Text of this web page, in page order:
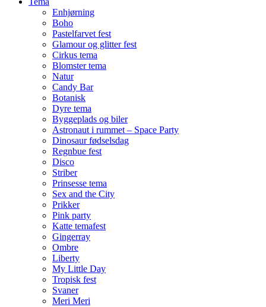
Enhjørning
Boho
Pastelfarvet fest
Glamour og glitter fest
Cirkus tema
Blomster tema
Natur
Candy Bar
Botanisk
Dyre tema
Byggeplads og biler
Astronaut i rummet – Space Party
Dinosaur fødselsdag
Regnbue fest
Disco
Striber
Prinsesse tema
Sex and the City
Prikker
Pink party
Katte temafest
Gingerray
Ombre
Liberty
My Little Day
Tropisk fest
Svaner
Meri Meri